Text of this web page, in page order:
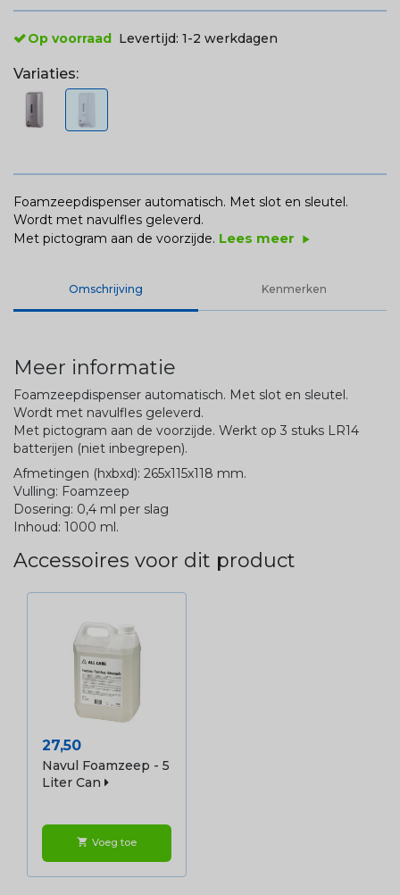
Op voorraad Levertijd: 1-2 werkdagen
Variaties:
Foamzeepdispenser automatisch. Met slot en sleutel.
Wordt met navulfles geleverd.
Met pictogram aan de voorzijde. Lees meer play_arrow
Omschrijving Kenmerken
Meer informatie
Foamzeepdispenser automatisch. Met slot en sleutel.
Wordt met navulfles geleverd.
Met pictogram aan de voorzijde. Werkt op 3 stuks LR14
batterijen (niet inbegrepen).
Afmetingen (hxbxd): 265x115x118 mm.
Vulling: Foamzeep
Dosering: 0,4 ml per slag
Inhoud: 1000 ml.
Accessoires voor dit product
Prijs
27,50
Navul Foamzeep - 5
Liter Can
shopping_cart Voeg toe